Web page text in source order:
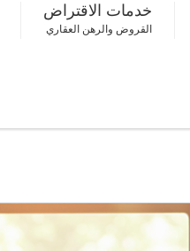
خدمات الاقتراض
القروض والرهن العقاري